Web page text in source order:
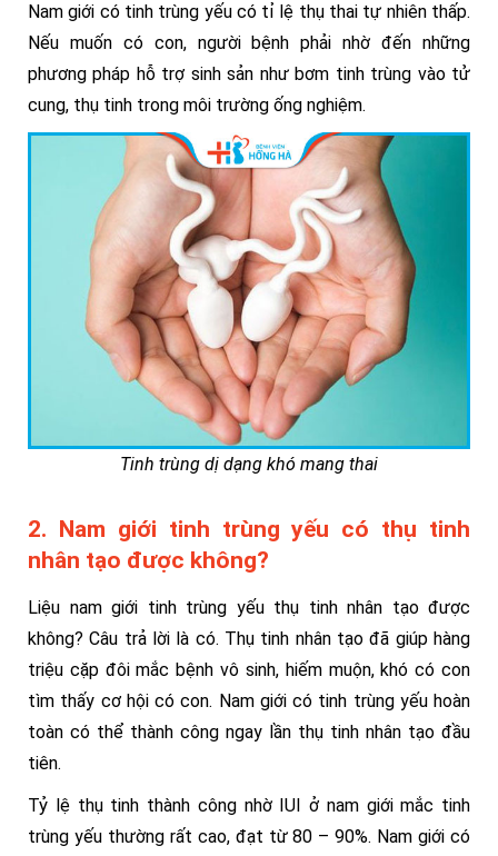
Nam giới có tinh trùng yếu có tỉ lệ thụ thai tự nhiên thấp.
Nếu muốn có con, người bệnh phải nhờ đến những
phương pháp hỗ trợ sinh sản như bơm tinh trùng vào tử
cung, thụ tinh trong môi trường ống nghiệm.
Tinh trùng dị dạng khó mang thai
2. Nam giới tinh trùng yếu có thụ tinh
nhân tạo được không?
Liệu nam giới tinh trùng yếu thụ tinh nhân tạo được
không? Câu trả lời là có. Thụ tinh nhân tạo đã giúp hàng
triệu cặp đôi mắc bệnh vô sinh, hiếm muộn, khó có con
tìm thấy cơ hội có con. Nam giới có tinh trùng yếu hoàn
toàn có thể thành công ngay lần thụ tinh nhân tạo đầu
tiên.
Tỷ lệ thụ tinh thành công nhờ IUI ở nam giới mắc tinh
trùng yếu thường rất cao, đạt từ 80 – 90%. Nam giới có